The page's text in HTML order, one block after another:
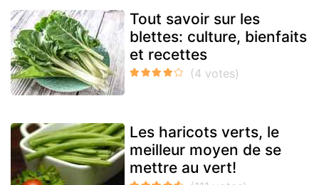
Tout savoir sur les
blettes: culture, bienfaits
et recettes
Les haricots verts, le
meilleur moyen de se
mettre au vert!